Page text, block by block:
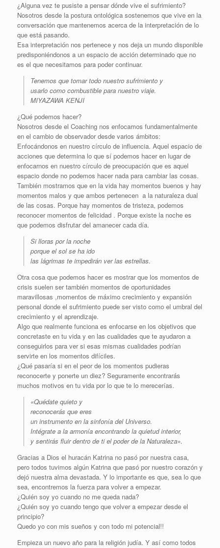
¿Alguna vez te pusiste a pensar dónde vive el sufrimiento?
Nosotros desde la postura ontológica sostenemos que vive en la
conversación que mantenemos acerca de la interpretación de lo
que está pasando.
Esa interpretación nos pertenece y nos deja un mundo disponible
predisponiéndonos a un espacio de acción determinado que no
es el que necesitamos para poder continuar.
Tenemos que tomar todo nuestro sufrimiento y
usarlo como combustible para nuestro viaje.
MIYAZAWA KENJI
¿Qué podemos hacer?
Nosotros desde el Coaching nos enfocamos fundamentalmente
en el cambio de observador desde varios ámbitos:
Enfocándonos en nuestro círculo de influencia. Aquel espacio de
acciones que determina lo que sí podemos hacer en lugar de
enfocarnos en nuestro círculo de preocupación que es aquel
espacio donde no podemos hacer nada para cambiar las cosas.
También mostramos que en la vida hay momentos buenos y hay
momentos malos y que ambos pertenecen a la naturaleza dual
de las cosas. Porque hay momentos de tristeza, podemos
reconocer momentos de felicidad . Porque existe la noche es
que podemos disfrutar del amanecer cada día.
Si lloras por la noche
porque el sol se ha ido
las lágrimas te impedirán ver las estrellas.
Otra cosa que podemos hacer es mostrar que los momentos de
crisis suelen ser también momentos de oportunidades
maravillosas ,momentos de máximo crecimiento y expansión
personal donde el sufrimiento puede ser visto como el umbral del
crecimiento y el aprendizaje.
Algo que realmente funciona es enfocarse en los objetivos que
concretaste en tu vida y en las cualidades que te ayudaron a
conseguirlos para ver si esas mismas cualidades podrían
servirte en los momentos difíciles.
¿Qué pasaría si en el peor de los momentos pudieras
reconocerte y ponerte un diez? Seguramente encontrarás
muchos motivos en tu vida por lo que te lo merecerías.
«Quédate quieto y
reconocerás que eres
un instrumento en la sinfonía del Universo.
Intégrate a la armonía encontrando la quietud interior,
y sentirás fluir dentro de ti el poder de la Naturaleza».
Gracias a Dios el huracán Katrina no pasó por nuestra casa,
pero todos tuvimos algún Katrina que pasó por nuestro corazón y
dejó nuestra alma devastada. Y lo importante es que, sea lo que
sea, encontremos la fuerza para volver a empezar.
¿Quién soy yo cuando no me queda nada?
¿Quién soy yo cuando tengo que volver a empezar desde el
principio?
Quedo yo con mis sueños y con todo mi potencial!!
Empieza un nuevo año para la religión judía. Y así como todos